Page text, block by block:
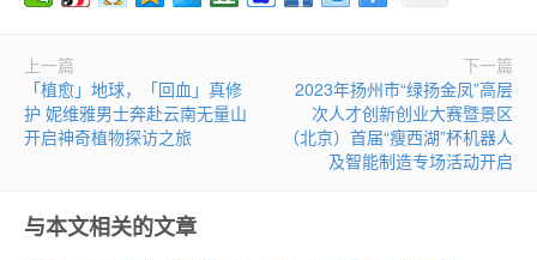
上一篇
「植愈」地球，「回血」真修
护 妮维雅男士奔赴云南无量山
开启神奇植物探访之旅
下一篇
2023年扬州市“绿扬金凤”高层
次人才创新创业大赛暨景区
（北京）首届“瘦西湖”杯机器人
及智能制造专场活动开启
与本文相关的文章